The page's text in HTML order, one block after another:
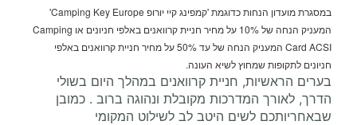
במסגרת מועדון הנחות כדוגמת 'קמפינג קיי יורופ Camping Key Europe'
המעניק הנחה של 10% על מחיר חניית קרוואנים באלפי חניונים או Camping
Card ACSI המעניק הנחה של עד 50% על מחיר חניית קרוואנים באלפי
חניונים לתקופות שמחוץ לשיא העונה.
בערים הראשיות, חניית קרוואנים במהלך היום בשולי
הדרך, לאורך המדרכות מקובלת ונהוגה ברוב . כמובן
שבאחריותכם לשים היטב לב לשילוט המקומי